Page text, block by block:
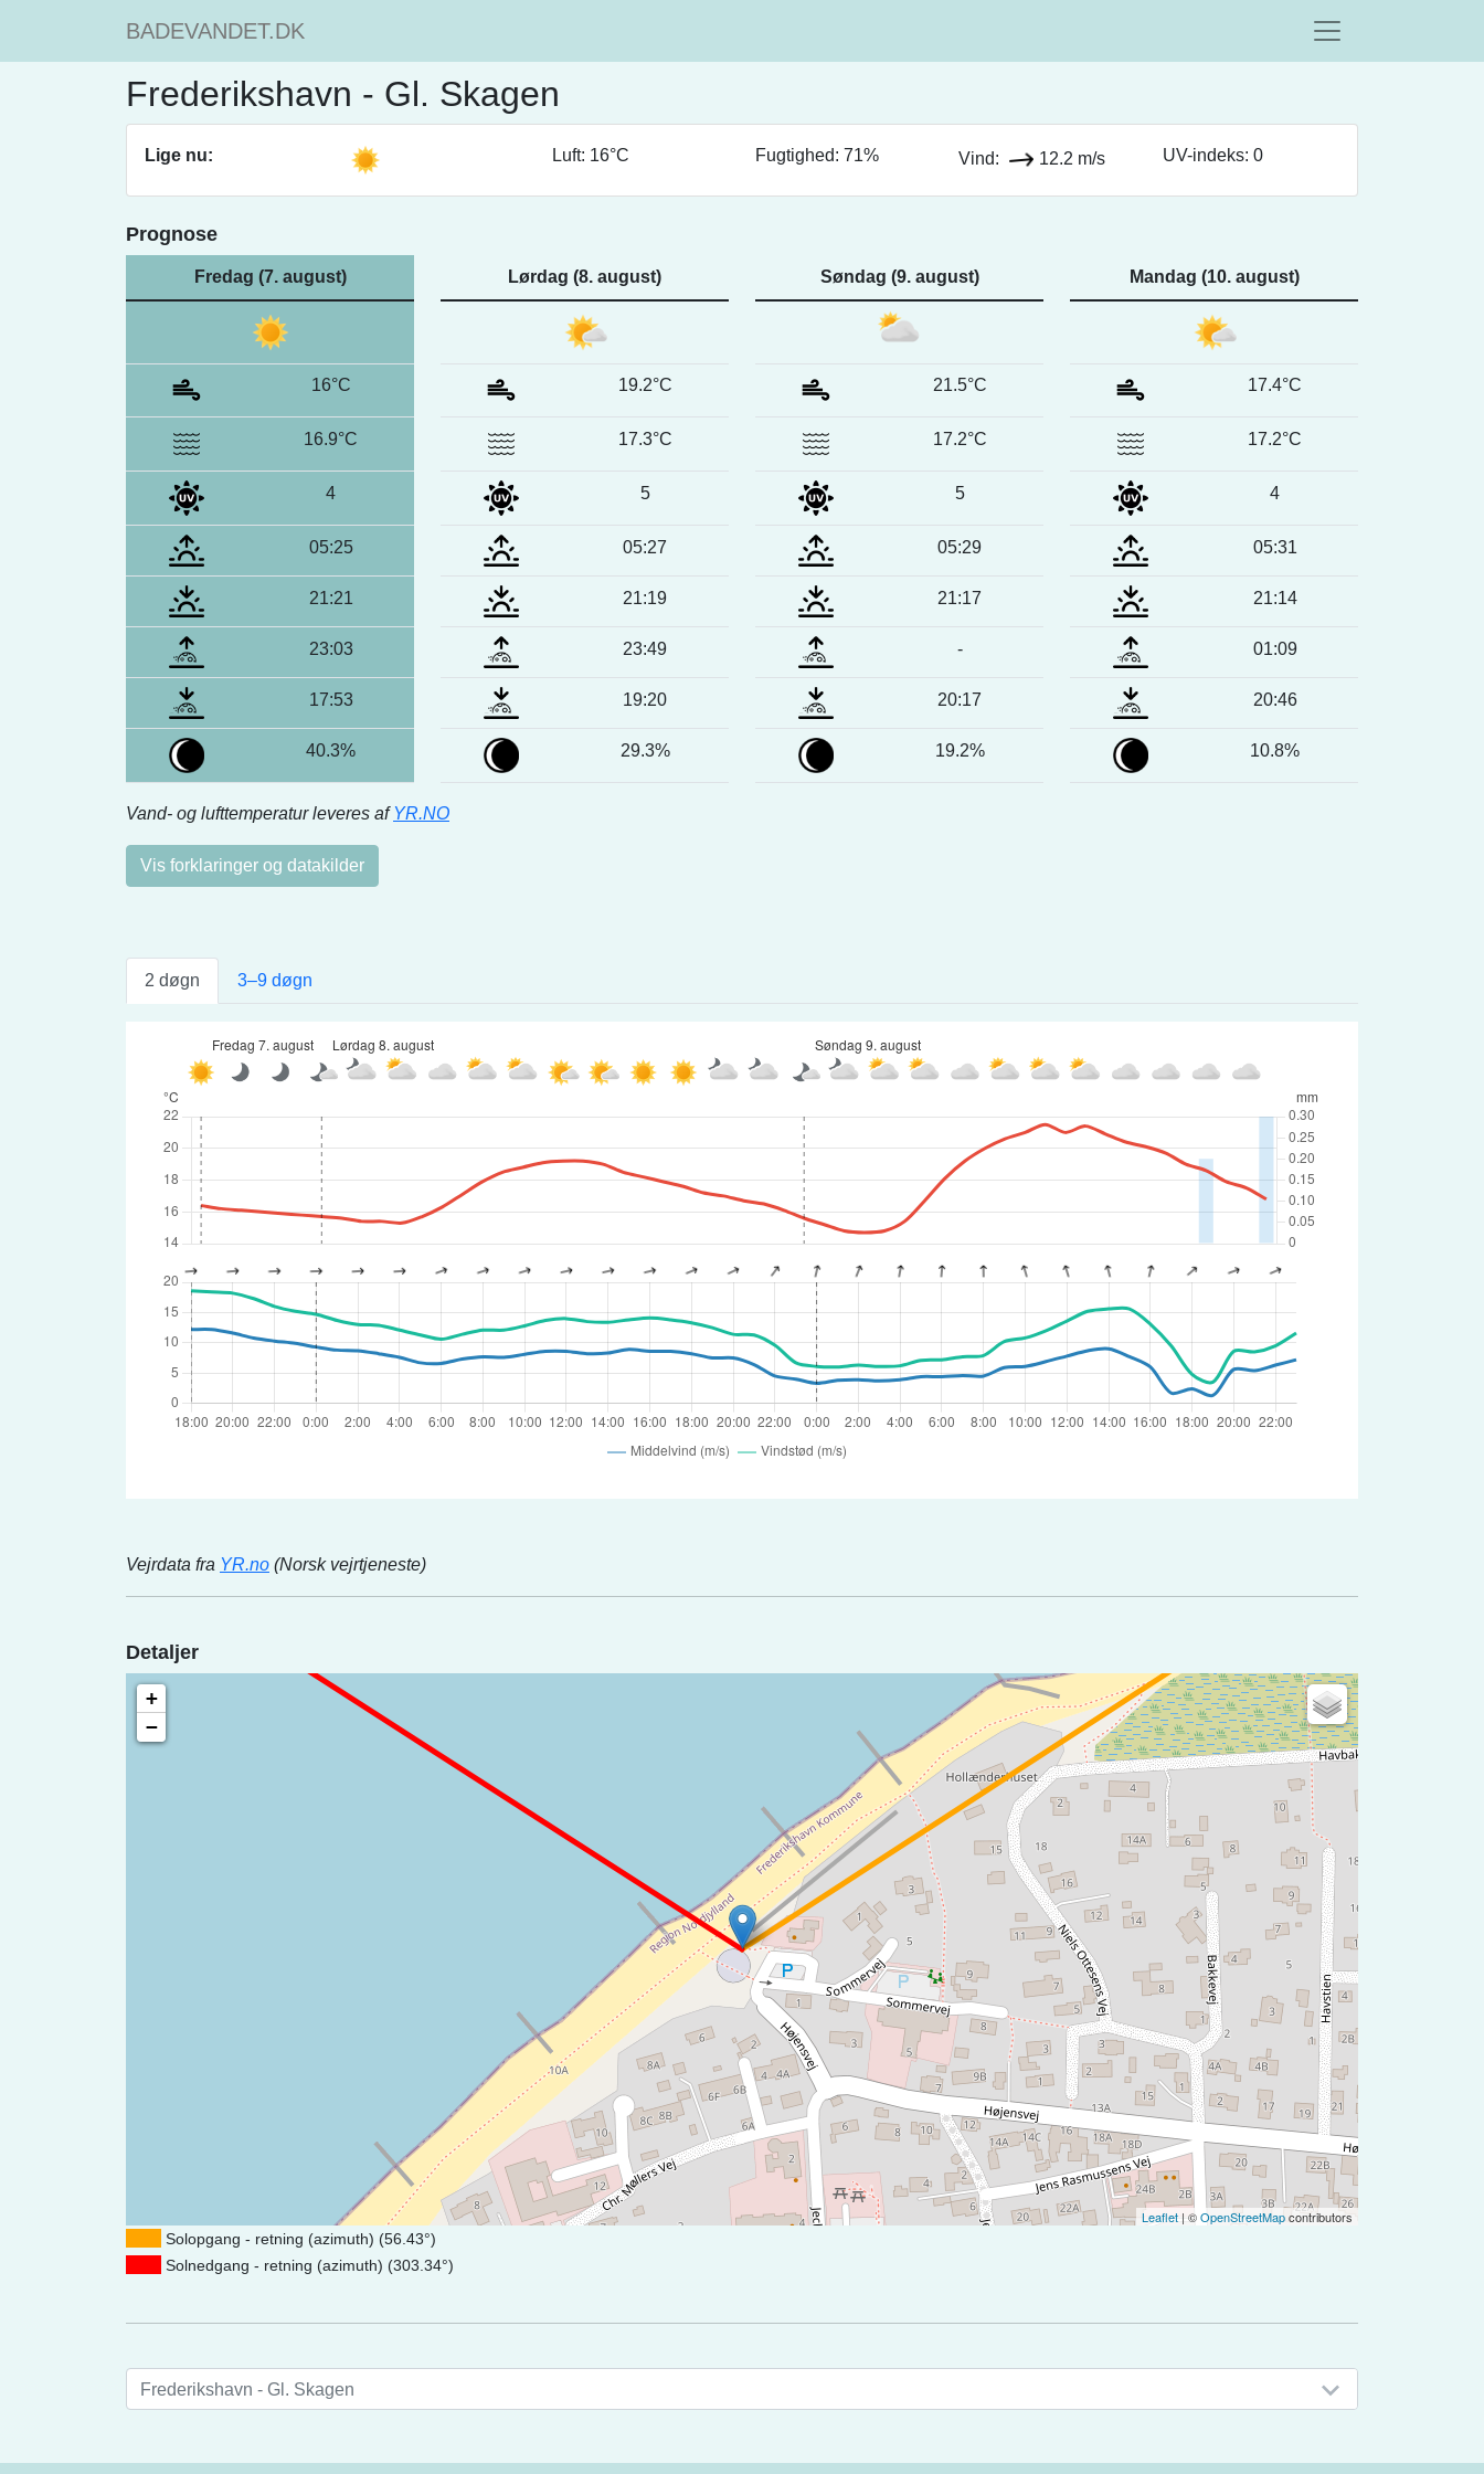
BADEVANDET.DK
Frederikshavn - Gl. Skagen
Lige nu: Luft: 16°C Fugtighed: 71% Vind: 12.2 m/s UV-indeks: 0
Prognose
Fredag (7. august)
16°C
16.9°C
4
05:25
21:21
23:03
17:53
40.3%
Lørdag (8. august)
19.2°C
17.3°C
5
05:27
21:19
23:49
19:20
29.3%
Søndag (9. august)
21.5°C
17.2°C
5
05:29
21:17
-
20:17
19.2%
Mandag (10. august)
17.4°C
17.2°C
4
05:31
21:14
01:09
20:46
10.8%
Vand- og lufttemperatur leveres afYR.NO
Vis forklaringer og datakilder
2 døgn 3–9 døgn
Vejrdata fra YR.no (Norsk vejrtjeneste)
Detaljer
+
−
Leaflet | ©OpenStreetMapcontributors
Solopgang - retning (azimuth) (56.43°)
Solnedgang - retning (azimuth) (303.34°)
Frederikshavn - Gl. Skagen